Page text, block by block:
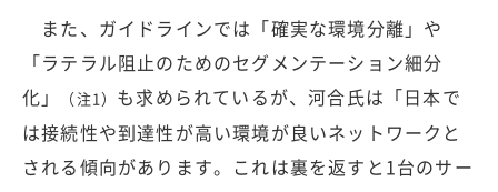
また、ガイドラインでは「確実な環境分離」や
「ラテラル阻止のためのセグメンテーション細分
化」
（注1） も求められているが、河合氏は「日本で
は接続性や到達性が高い環境が良いネットワークと
される傾向があります。これは裏を返すと1台のサー